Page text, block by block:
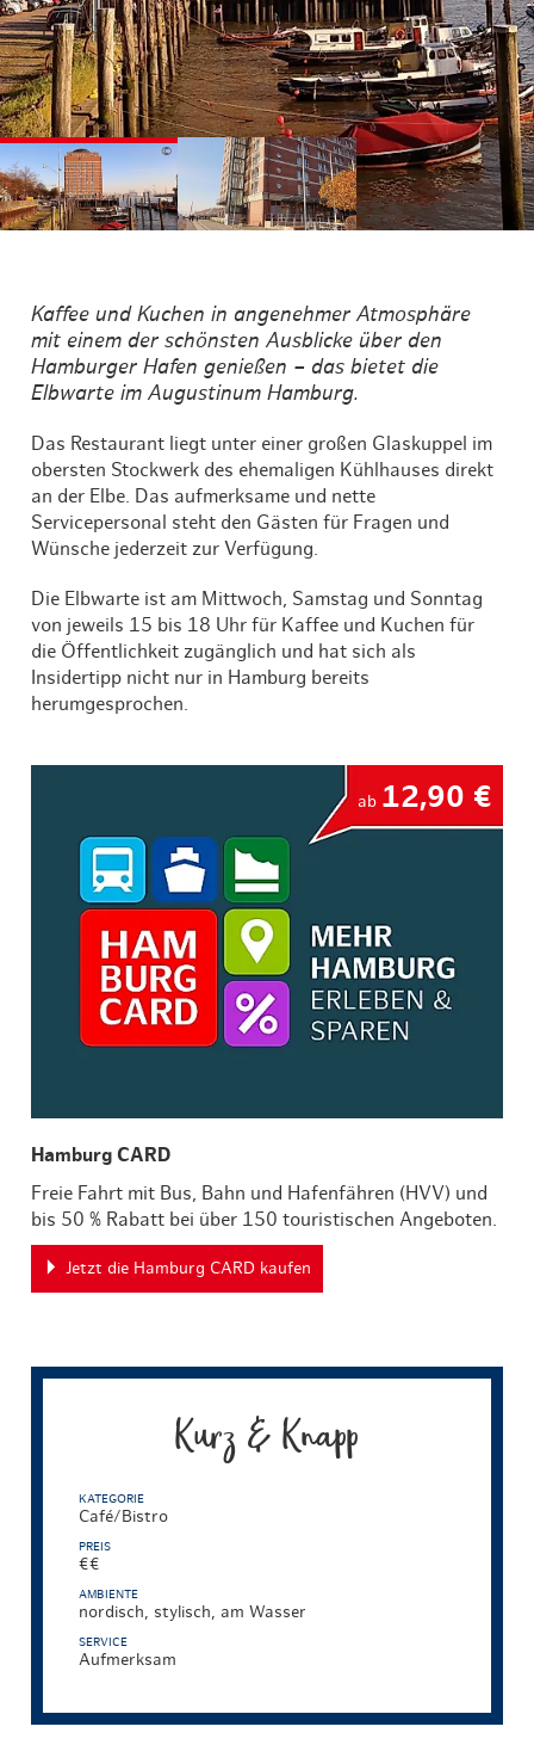
© ©
Kaffee und Kuchen in angenehmer Atmosphäre
mit einem der schönsten Ausblicke über den
Hamburger Hafen genießen – das bietet die
Elbwarte im Augustinum Hamburg.
Das Restaurant liegt unter einer großen Glaskuppel im
obersten Stockwerk des ehemaligen Kühlhauses direkt
an der Elbe. Das aufmerksame und nette
Servicepersonal steht den Gästen für Fragen und
Wünsche jederzeit zur Verfügung.
Die Elbwarte ist am Mittwoch, Samstag und Sonntag
von jeweils 15 bis 18 Uhr für Kaffee und Kuchen für
die Öffentlichkeit zugänglich und hat sich als
Insidertipp nicht nur in Hamburg bereits
herumgesprochen.
ab 12,90 €
Hamburg CARD
Freie Fahrt mit Bus, Bahn und Hafenfähren (HVV) und
bis 50 % Rabatt bei über 150 touristischen Angeboten.
Jetzt die Hamburg CARD kaufen
Kurz & Knapp
KATEGORIE
Café/Bistro
PREIS
€€
AMBIENTE
nordisch, stylisch, am Wasser
SERVICE
Aufmerksam